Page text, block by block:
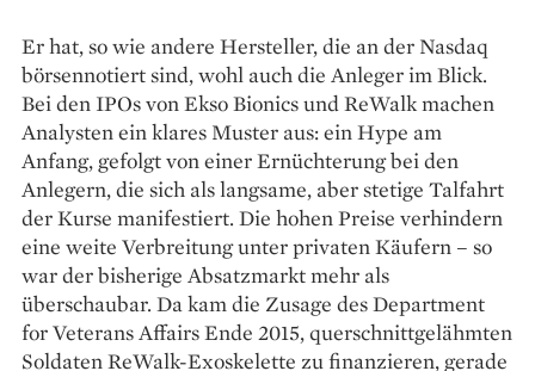
Er hat, so wie andere Her­steller, die an der Nasdaq
börsen­notiert sind, wohl auch die Anleger im Blick.
Bei den IPOs von Ekso Bionics und ReWalk machen
Analysten ein klares Muster aus: ein Hype am
Anfang, gefolgt von einer Ernüch­terung bei den
Anlegern, die sich als langsame, aber stetige Talfahrt
der Kurse manifestiert. Die hohen Preise verhindern
eine weite Verbreitung unter privaten Käufern – so
war der bisherige Absatzmarkt mehr als
überschaubar. Da kam die Zusage des Department
for Veterans Affairs Ende 2015, querschnitt­gelähmten
Soldaten ReWalk-Exo­skelette zu finanzieren, gerade